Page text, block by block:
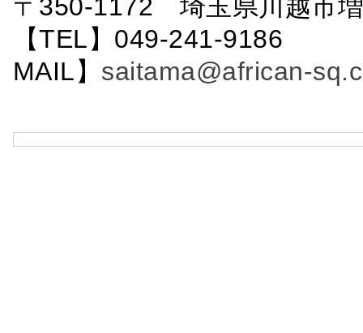
〒350-1172 埼玉県川越市
【TEL】049-241-
MAIL】 saitama@african-